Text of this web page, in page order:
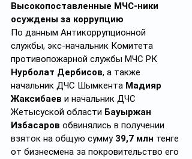
Высокопоставленные МЧС-ники
осуждены за коррупцию
По данным Антикоррупционной
службы, экс-начальник Комитета
противопожарной службы МЧС РК
Нурболат Дербисов, а также
начальник ДЧС Шымкента Мадияр
Жаксибаев и начальник ДЧС
Жетысуской области Бауыржан
Избасаров обвинялись в получении
взяток на общую сумму 39,7 млн тенге
от бизнесмена за покровительство его